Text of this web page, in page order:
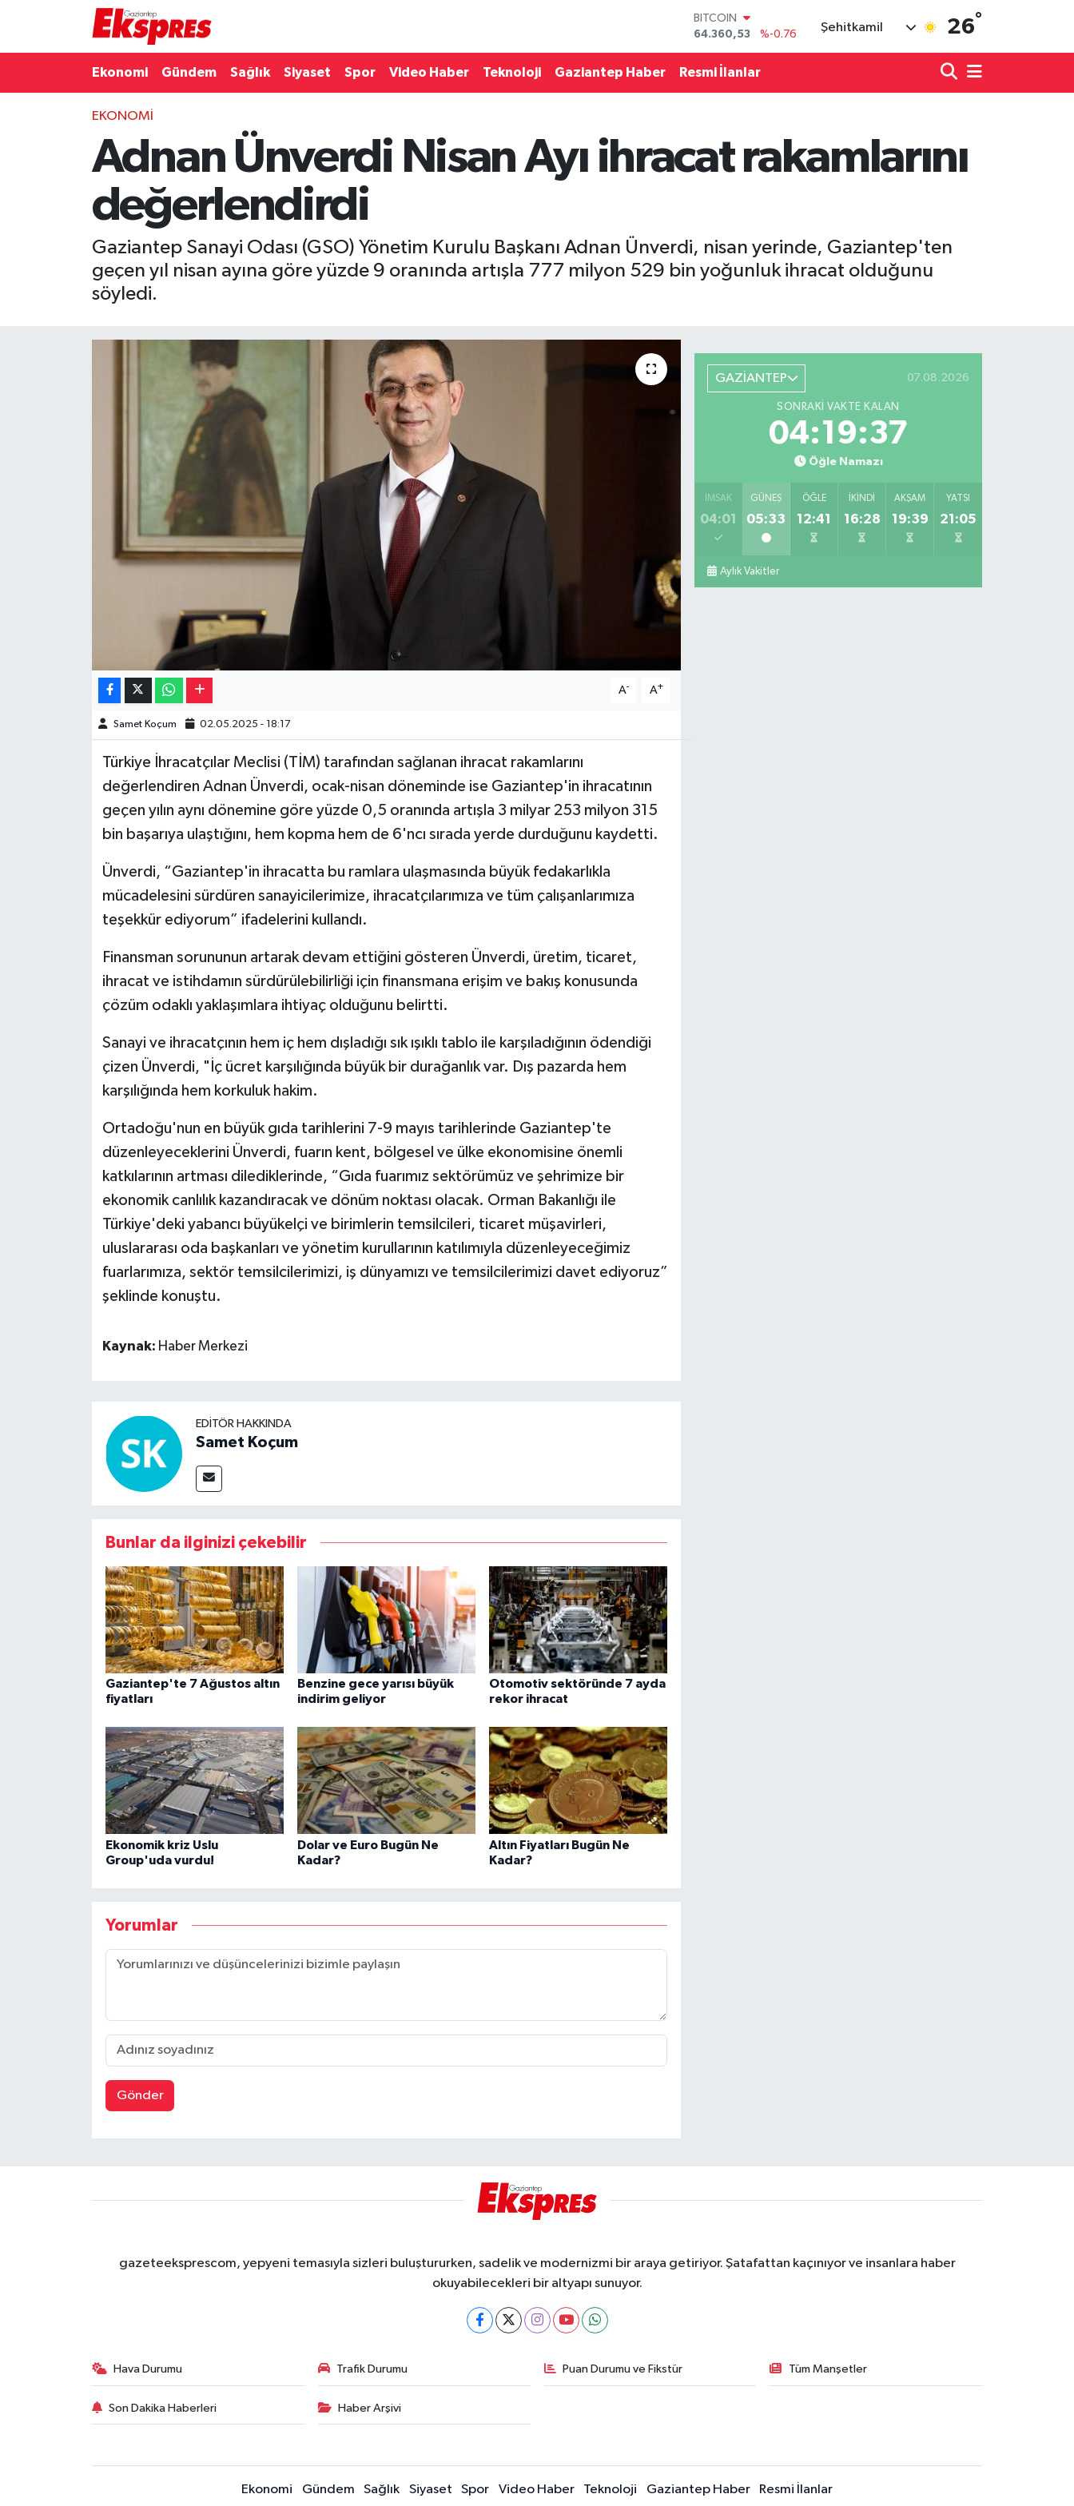
64.360,53
DOLAR
EURO
55,0317
%-0.02
STERLİN
6574.81
BİST100
13.887
%64
Şehitkamil 26°
Ekonomi Gündem Sağlık Siyaset Spor Video Haber Teknoloji Gaziantep Haber Resmi İlanlar
EKONOMI
Adnan Ünverdi Nisan Ayı ihracat rakamlarını
değerlendirdi
Gaziantep Sanayi Odası (GSO) Yönetim Kurulu Başkanı Adnan Ünverdi, nisan yerinde, Gaziantep'ten
geçen yıl nisan ayına göre yüzde 9 oranında artışla 777 milyon 529 bin yoğunluk ihracat olduğunu
söyledi.
A- A+
Samet Koçum 02.05.2025 - 18:17
Türkiye İhracatçılar Meclisi (TİM) tarafından sağlanan ihracat rakamlarını
değerlendiren Adnan Ünverdi, ocak-nisan döneminde ise Gaziantep'in ihracatının
geçen yılın aynı dönemine göre yüzde 0,5 oranında artışla 3 milyar 253 milyon 315
bin başarıya ulaştığını, hem kopma hem de 6'ncı sırada yerde durduğunu kaydetti.
Ünverdi, “Gaziantep'in ihracatta bu ramlara ulaşmasında büyük fedakarlıkla
mücadelesini sürdüren sanayicilerimize, ihracatçılarımıza ve tüm çalışanlarımıza
teşekkür ediyorum” ifadelerini kullandı.
Finansman sorununun artarak devam ettiğini gösteren Ünverdi, üretim, ticaret,
ihracat ve istihdamın sürdürülebilirliği için finansmana erişim ve bakış konusunda
çözüm odaklı yaklaşımlara ihtiyaç olduğunu belirtti.
Sanayi ve ihracatçının hem iç hem dışladığı sık ışıklı tablo ile karşıladığının ödendiği
çizen Ünverdi, "İç ücret karşılığında büyük bir durağanlık var. Dış pazarda hem
karşılığında hem korkuluk hakim.
Ortadoğu'nun en büyük gıda tarihlerini 7-9 mayıs tarihlerinde Gaziantep'te
düzenleyeceklerini Ünverdi, fuarın kent, bölgesel ve ülke ekonomisine önemli
katkılarının artması dilediklerinde, “Gıda fuarımız sektörümüz ve şehrimize bir
ekonomik canlılık kazandıracak ve dönüm noktası olacak. Orman Bakanlığı ile
Türkiye'deki yabancı büyükelçi ve birimlerin temsilcileri, ticaret müşavirleri,
uluslararası oda başkanları ve yönetim kurullarının katılımıyla düzenleyeceğimiz
fuarlarımıza, sektör temsilcilerimizi, iş dünyamızı ve temsilcilerimizi davet ediyoruz”
şeklinde konuştu.
Kaynak: Haber Merkezi
EDITÖR HAKKINDA
Samet Koçum
Bunlar da ilginizi çekebilir
Gaziantep'te 7 Ağustos altın
fiyatları
Benzine gece yarısı büyük
indirim geliyor
Otomotiv sektöründe 7 ayda
rekor ihracat
Ekonomik kriz Uslu
Group'uda vurdu!
Dolar ve Euro Bugün Ne
Kadar?
Altın Fiyatları Bugün Ne
Kadar?
Yorumlar
Gönder
GAZİANTEP 07.08.2026
SONRAKI VAKTE KALAN
04:19:36
Öğle Namazı
İMSAK
04:01
GÜNEŞ
05:33
ÖĞLE
12:41
İKINDI
16:28
AKŞAM
19:39
YATSI
21:05
Aylık Vakitler
gazeteeksprescom, yepyeni temasıyla sizleri buluştururken, sadelik ve modernizmi bir araya getiriyor. Şatafattan kaçınıyor ve insanlara haber
okuyabilecekleri bir altyapı sunuyor.
Hava Durumu Trafik Durumu Puan Durumu ve Fikstür Tüm Manşetler
Son Dakika Haberleri Haber Arşivi
Ekonomi Gündem Sağlık Siyaset Spor Video Haber Teknoloji Gaziantep Haber Resmi İlanlar
Gaziantep son dakika
Gündem
Haberler
Kültür Sanat
Teknoloji
Video Haber
Yeme-İçme
Puan Durumu ve Fikstür
Son Dakika Haberleri
Haber Arşivi